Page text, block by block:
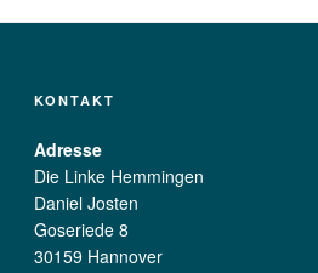
KONTAKT
Adresse
Die Linke Hemmingen
Daniel Josten
Goseriede 8
30159 Hannover